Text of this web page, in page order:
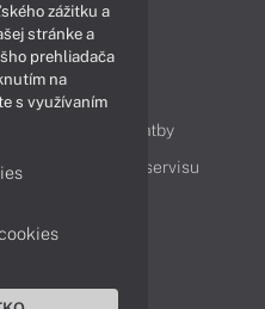
Videá
doručenia a platby
služby Cenník servisu
oddelenie
zážitku a
stránke a
prehliadača
na
s využívaním